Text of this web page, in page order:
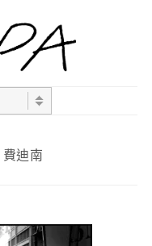
費迪南